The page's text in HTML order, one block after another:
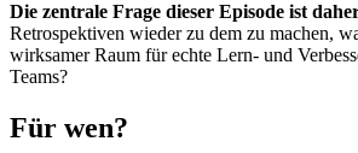
Die zentrale Frage dieser Episode ist
Retrospektiven wieder zu dem zu machen,
wirksamer Raum für echte Lern- und
Teams?
Für wen?